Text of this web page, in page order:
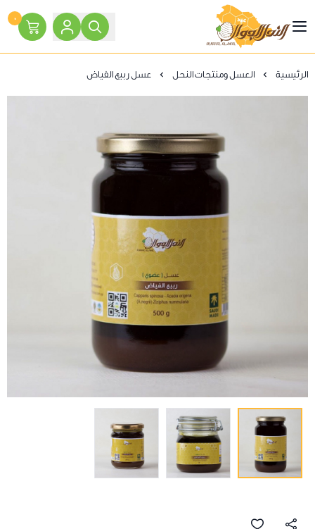
النحل الجوال
٠
الرئيسية العسل ومنتجات النحل عسل ربيع الفياض